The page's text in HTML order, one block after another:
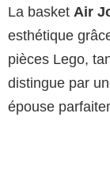
La basket Air
esthétique
pièces Lego,
distingue par
épouse